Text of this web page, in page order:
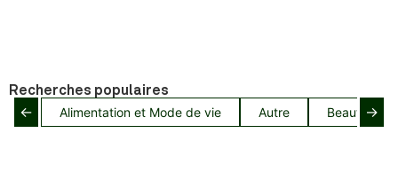
Recherches populaires
← Alimentation et Mode de vie Autre Beauté→